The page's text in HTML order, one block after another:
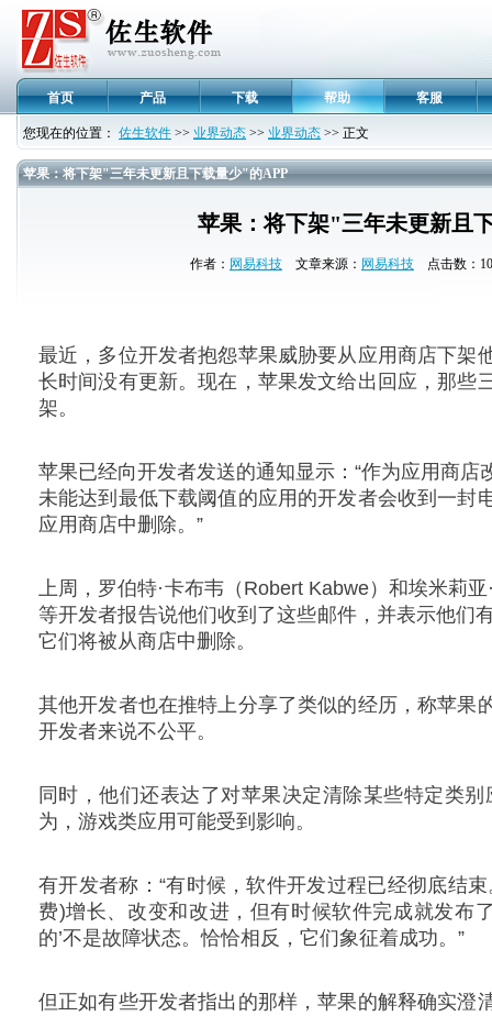
首页 产品 下载 帮助 客服
您现在的位置： 佐生软件 >> 业界动态 >> 业界动态 >> 正文
苹果：将下架"三年未更新且下载量少"的APP
苹果：将下架"三年未更新且
作者： 网易科技 文章来源： 网易科技 点击数：
最近，多位开发者抱怨苹果威胁要从应用商店下架
长时间没有更新。现在，苹果发文给出回应，那些
架。
苹果已经向开发者发送的通知显示：“作为应用商
未能达到最低下载阈值的应用的开发者会收到一封
应用商店中删除。”
上周，罗伯特·卡布韦（Robert Kabwe）和埃米莉
等开发者报告说他们收到了这些邮件，并表示他们
它们将被从商店中删除。
其他开发者也在推特上分享了类似的经历，称苹果
开发者来说不公平。
同时，他们还表达了对苹果决定清除某些特定类
为，游戏类应用可能受到影响。
有开发者称：“有时候，软件开发过程已经彻底结
费)增长、改变和改进，但有时候软件完成就发布
的’不是故障状态。恰恰相反，它们象征着成功。”
但正如有些开发者指出的那样，苹果的解释确实澄